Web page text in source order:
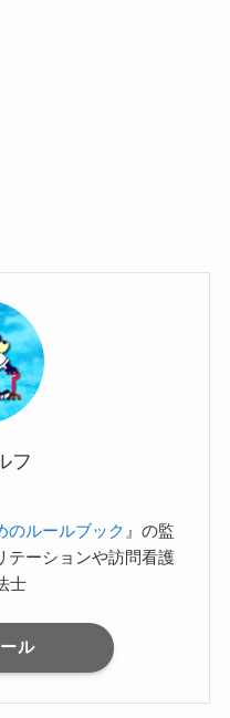
フ
のルールブック 』の監
テーションや訪問看護
士
ル